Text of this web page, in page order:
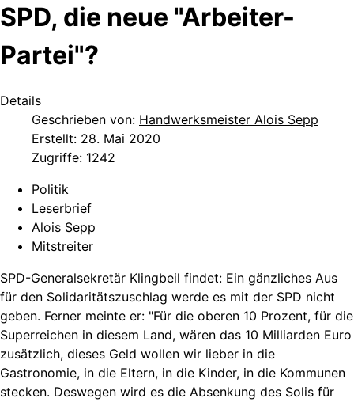
SPD, die neue "Arbeiter-
Partei"?
Details
Geschrieben von: Handwerksmeister Alois Sepp
Erstellt: 28. Mai 2020
Zugriffe: 1242
Politik
Leserbrief
Alois Sepp
Mitstreiter
SPD-Generalsekretär Klingbeil findet: Ein gänzliches Aus
für den Solidaritätszuschlag werde es mit der SPD nicht
geben. Ferner meinte er: "Für die oberen 10 Prozent, für die
Superreichen in diesem Land, wären das 10 Milliarden Euro
zusätzlich, dieses Geld wollen wir lieber in die
Gastronomie, in die Eltern, in die Kinder, in die Kommunen
stecken. Deswegen wird es die Absenkung des Solis für